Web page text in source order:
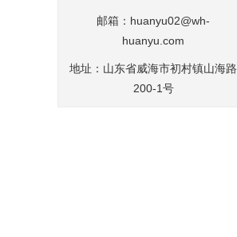
邮箱： huanyu02@wh-
huanyu.com
地址：山东省威海市初村镇山海路
200-1号